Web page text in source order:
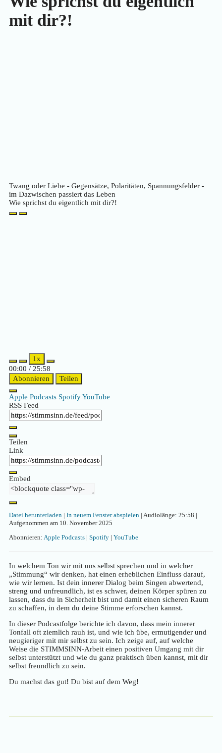
mit dir?!
Twang oder Liebe - Gegensätze, Polaritäten, Spannungsfelder -
im Dazwischen passiert das Leben
Wie sprichst du eigentlich mit dir?!
PlayPause
1x
00:00 / 25:58
Abonnieren
Teilen
Apple Podcasts SpotifyYouTube
RSS Feed
Teilen
Link
Embed
Datei herunterladen | In neuem Fenster abspielen | Audiolänge: 25:58 |
Aufgenommen am 10. November 2025
Abonnieren: Apple Podcasts | Spotify | YouTube
In welchem Ton wir mit uns selbst sprechen und in welcher
„Stimmung“ wir denken, hat einen erheblichen Einfluss darauf,
wie wir lernen. Ist dein innerer Dialog beim Singen abwertend,
streng und unfreundlich, ist es schwer, deinen Körper spüren zu
lassen, dass du in Sicherheit bist und damit einen sicheren Raum
zu schaffen, in dem du deine Stimme erforschen kannst.
In dieser Podcastfolge berichte ich davon, dass mein innerer
Tonfall oft ziemlich rauh ist, und wie ich übe, ermutigender und
neugieriger mit mir selbst zu sein. Ich zeige auf, auf welche
Weise die STIMMSINN-Arbeit einen positiven Umgang mit dir
selbst unterstützt und wie du ganz praktisch üben kannst, mit dir
selbst freundlich zu sein.
Du machst das gut! Du bist auf dem Weg!